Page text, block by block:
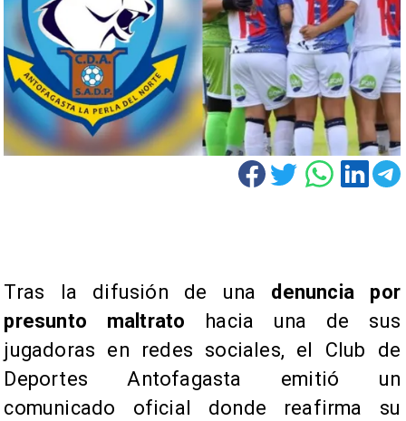
Tras la difusión de una denuncia por
presunto maltrato hacia una de sus
jugadoras en redes sociales, el Club de
Deportes Antofagasta emitió un
comunicado oficial donde reafirma su